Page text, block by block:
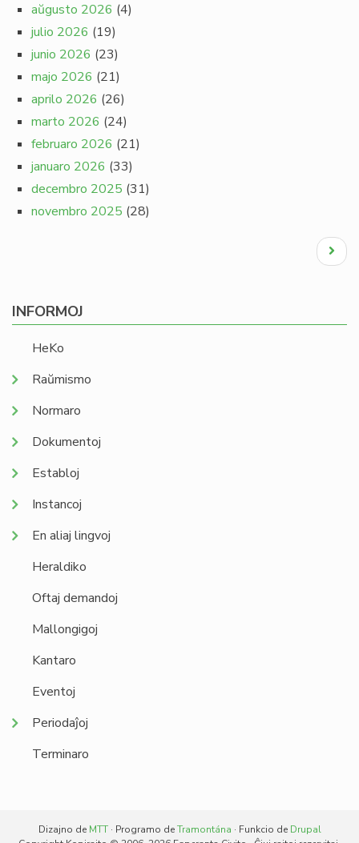
aŭgusto 2026 (4)
julio 2026 (19)
junio 2026 (23)
majo 2026 (21)
aprilo 2026 (26)
marto 2026 (24)
februaro 2026 (21)
januaro 2026 (33)
decembro 2025 (31)
novembro 2025 (28)
Next
page
INFORMOJ
HeKo
Raŭmismo
Normaro
Dokumentoj
Establoj
Instancoj
En aliaj lingvoj
Heraldiko
Oftaj demandoj
Mallongigoj
Kantaro
Eventoj
Periodaĵoj
Terminaro
Dizajno de MTT· Programo deTramontána · Funkcio de Drupal